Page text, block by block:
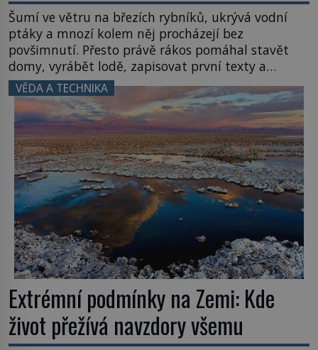
Šumí ve větru na březích rybníků, ukrývá vodní
ptáky a mnozí kolem něj procházejí bez
povšimnutí. Přesto právě rákos pomáhal stavět
domy, vyrábět lodě, zapisovat první texty a
inspiroval řadu pověstí. Tato skromná, ale
užitečná rostlina provází člověka už tisíce let.
Většina lidí vnímá rákos jen jako obyčejnou kulisu
letního koupání. Stačí se však podívat […]
VĚDA A TECHNIKA
Extrémní podmínky na Zemi: Kde
život přežívá navzdory všemu